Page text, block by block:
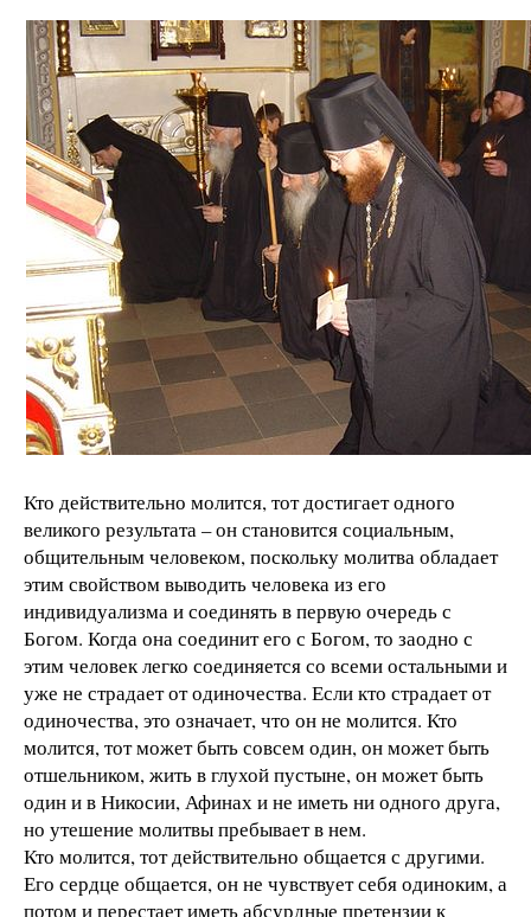
Кто действительно молится, тот достигает одного
великого результата – он становится социальным,
общительным человеком, поскольку молитва обладает
этим свойством выводить человека из его
индивидуализма и соединять в первую очередь с
Богом. Когда она соединит его с Богом, то заодно с
этим человек легко соединяется со всеми остальными и
уже не страдает от одиночества. Если кто страдает от
одиночества, это означает, что он не молится. Кто
молится, тот может быть совсем один, он может быть
отшельником, жить в глухой пустыне, он может быть
один и в Никосии, Афинах и не иметь ни одного друга,
но утешение молитвы пребывает в нем.
Кто молится, тот действительно общается с другими.
Его сердце общается, он не чувствует себя одиноким, а
потом и перестает иметь абсурдные претензии к